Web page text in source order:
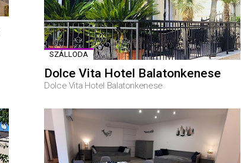
SZÁLLODA
Dolce Vita Hotel Balatonkenese
Dolce Vita Hotel Balatonkenese